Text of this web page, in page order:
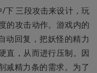
/下 三段攻击来设计，玩
的攻击动作。游戏内的
动回复，把妖怪的精力
直，从而进行压制。因
减精力条的需求。为了